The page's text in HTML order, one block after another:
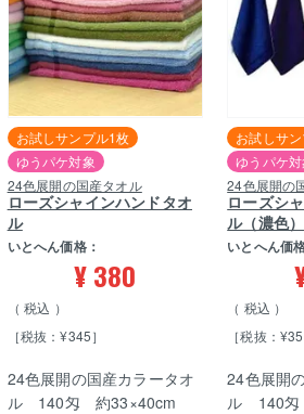
お試しサンプル1枚
ゆうパケ対象
24色展開の国産タオル
ローズシャインハンドタオ
ル
いとへん価格：
¥ 380
税込
［税抜：¥345］
24色展開の国産カラータオ
ル 140匁 約33×40cm
お試しサ
ゆうパケ対
24色展開の
ローズシ
ル（濃色）
いとへん価
税込
［税抜：
24色展開
ル 140匁